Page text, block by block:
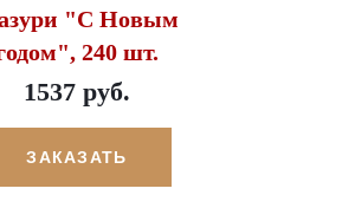
"С Новым
240 шт.
1537 руб.
ЗАКАЗАТЬ